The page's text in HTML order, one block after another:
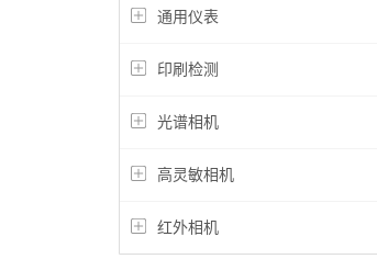
通用仪表
印刷检测
光谱相机
高灵敏相机
红外相机